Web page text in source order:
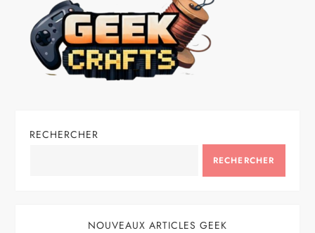
RECHERCHER
RECHERCHER
NOUVEAUX ARTICLES GEEK